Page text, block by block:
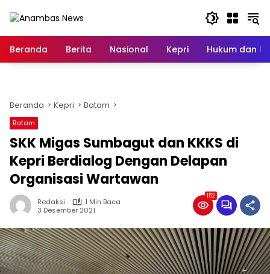
Beranda
Berita Nasional Kepri Hukum dan
Beranda Kepri Batam
Batam
SKK Migas Sumbagut dan KKKS di
Kepri Berdialog Dengan Delapan
Organisasi Wartawan
Redaksi
1 Min Baca
3 Desember 2021
152